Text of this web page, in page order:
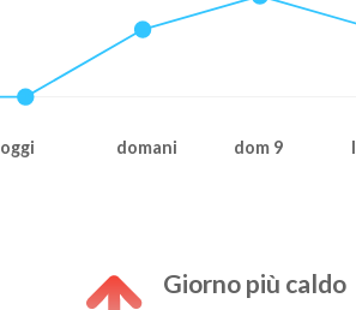
oggi domani dom 9
Giorno più caldo